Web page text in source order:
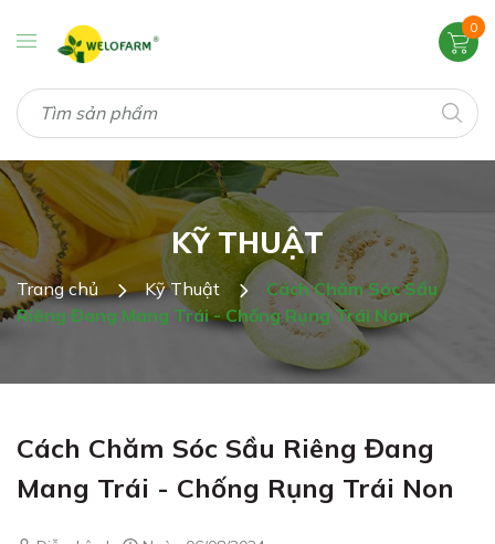
0
KỸ THUẬT
Trang chủ Kỹ Thuật
Cách Chăm Sóc Sầu
Riêng Đang Mang Trái - Chống Rụng Trái Non
Cách Chăm Sóc Sầu Riêng Đang
Mang Trái - Chống Rụng Trái Non